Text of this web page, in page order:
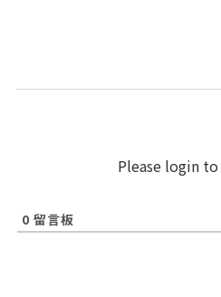
Please login
0 留言板